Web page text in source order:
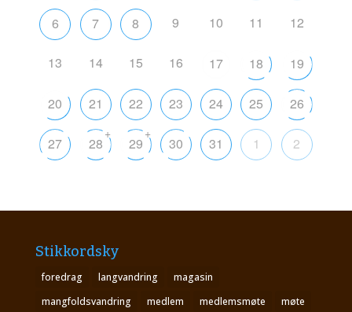
6 7 8 9 10 11 12
13 14 15 16 17 18 19
20 21 22 23 24 25 26
27 28
+
29
+
30 31 1 2
Stikkordsky
foredrag langvandring
magasin
mangfoldsvandring
medlem medlemsmøte
møte